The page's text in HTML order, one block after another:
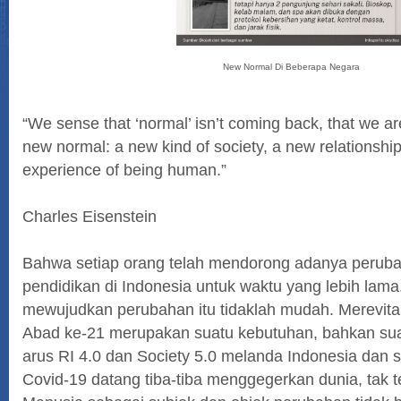
New Normal Di Beberapa Negara
“We sense that ‘normal’ isn’t coming back, that we
new normal: a new kind of society, a new
experience of being human.”
Charles Eisenstein
Bahwa setiap orang telah mendorong adanya
pendidikan di Indonesia untuk waktu yang lebih
mewujudkan perubahan itu tidaklah mudah.
Abad ke-21 merupakan suatu kebutuhan, bahkan
arus RI 4.0 dan Society 5.0 melanda Indonesia dan
Covid-19 datang tiba-tiba menggegerkan dunia, tak